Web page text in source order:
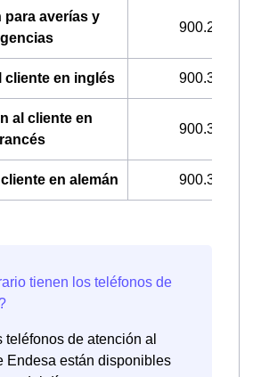
para averías y
900.224.522
cliente en inglés 900.322.044
al cliente en
900.322.033
en alemán 900.322.049
teléfonos de atención al
Endesa están disponibles